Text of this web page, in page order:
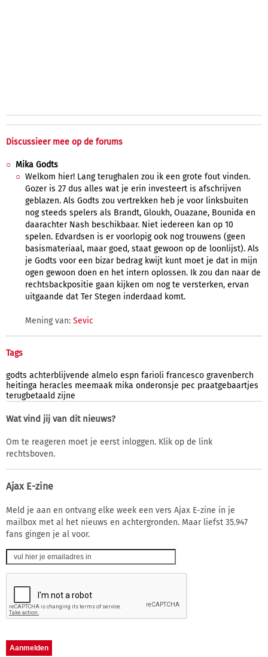
Discussieer mee op de forums
Mika Godts
Welkom hier! Lang terughalen zou ik een grote fout vinden.
Gozer is 27 dus alles wat je erin investeert is afschrijven
geblazen. Als Godts zou vertrekken heb je voor linksbuiten
nog steeds spelers als Brandt, Gloukh, Ouazane, Bounida en
daarachter Nash beschikbaar. Niet iedereen kan op 10
spelen. Edvardsen is er voorlopig ook nog trouwens (geen
basismateriaal, maar goed, staat gewoon op de loonlijst). Als
je Godts voor een bizar bedrag kwijt kunt moet je dat in mijn
ogen gewoon doen en het intern oplossen. Ik zou dan naar de
rechtsbackpositie gaan kijken om nog te versterken, ervan
uitgaande dat Ter Stegen inderdaad komt.
Mening van: Sevic
Tags
godts achterblijvende almelo espn farioli francesco gravenberch
heitinga heracles meemaak mika onderonsje pec praatgebaartjes
terugbetaald zijne
Wat vind jij van dit nieuws?
Om te reageren moet je eerst inloggen. Klik op de link
rechtsboven.
Ajax E-zine
Meld je aan en ontvang elke week een vers Ajax E-zine in je
mailbox met al het nieuws en achtergronden. Maar liefst 35.947
fans gingen je al voor.